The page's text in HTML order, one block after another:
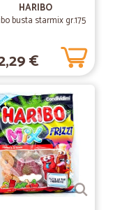
neo negativo la
10/04/2020
un…
inoltrare
servizio. Ho ordinato
la merce, perfetto!
HARIBO
busta starmix gr.175
€